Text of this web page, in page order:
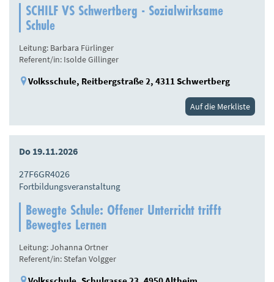
SCHILF VS Schwertberg - Sozialwirksame
Schule
Leitung: Barbara Fürlinger
Referent/in: Isolde Gillinger
Volksschule, Reitbergstraße 2, 4311 Schwertberg
Auf die Merkliste
Do 19.11.2026
27F6GR4026
Fortbildungsveranstaltung
Bewegte Schule: Offener Unterricht trifft
Bewegtes Lernen
Leitung: Johanna Ortner
Referent/in: Stefan Volgger